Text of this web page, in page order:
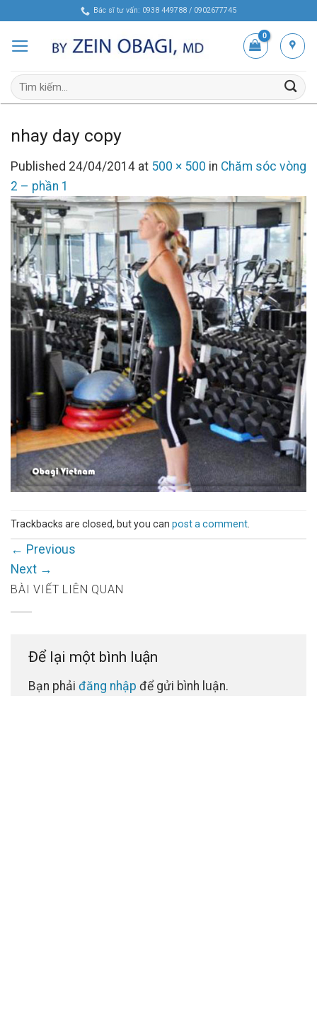
content
Bác sĩ tư vấn: 0938 449788 / 0902677745
Tìm
kiếm:
nhay day copy
Published 24/04/2014 at 500 × 500 in Chăm sóc vòng
2 – phần 1
Trackbacks are closed, but you can post a comment
← Previous
Next →
BÀI VIẾT LIÊN QUAN
Để lại một bình luận
Bạn phải đăng nhập để gửi bình luận.